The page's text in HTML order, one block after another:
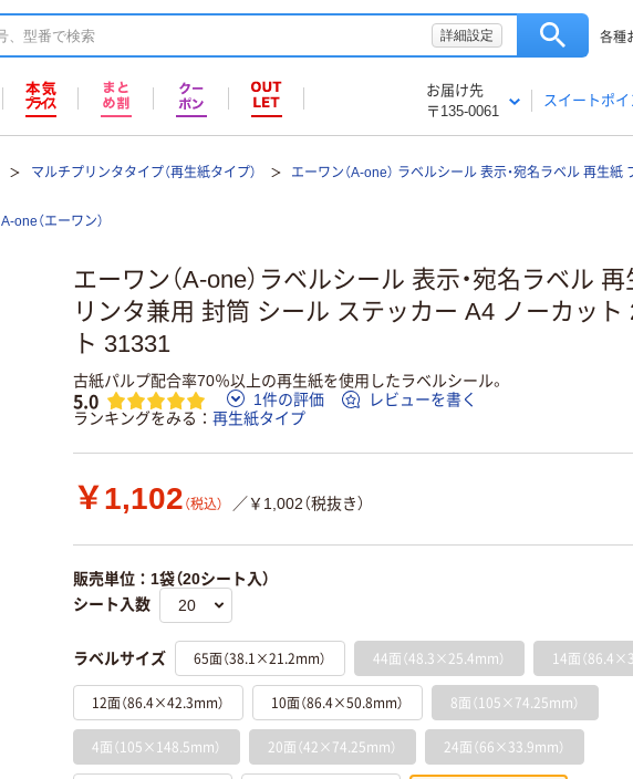
詳細設定 各種
お届け先
〒135-0061
スイートポイ
マルチプリンタタイプ（再生紙タイプ） エーワン（A-one） ラベルシール 表示・宛名ラベル 再生
A-one（エーワン）
エーワン（A-one）ラベルシール 表示・宛名ラベル
リンタ兼用 封筒 シール ステッカー A4 ノーカット
ト 31331
古紙パルプ配合率70％以上の再生紙を使用したラベルシール。
5.0 1件の評価
レビューを書く
ランキングをみる
再生紙タイプ
￥1,102 （税込） ／￥1,002（税抜き）
販売単位：1袋（20シート入）
シート入数
ラベルサイズ 65面（38.1×21.2mm） 44面（48.3×25.4mm） 14面（
12面（86.4×42.3mm） 10面（86.4×50.8mm） 8面（105×74.25mm）
4面（105×148.5mm） 20面（42×74.25mm） 24面（66×33.9mm）